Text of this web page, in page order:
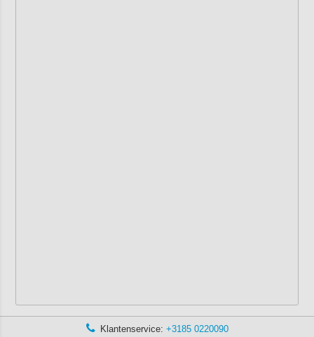
Klantenservice: +3185 0220090